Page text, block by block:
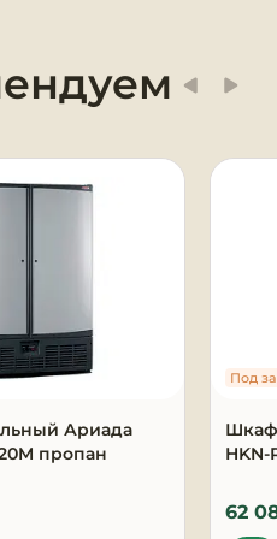
профессиональная химия
оборудование
оборудование
Ариада
пропан
Шкаф
HKN-
Под
62